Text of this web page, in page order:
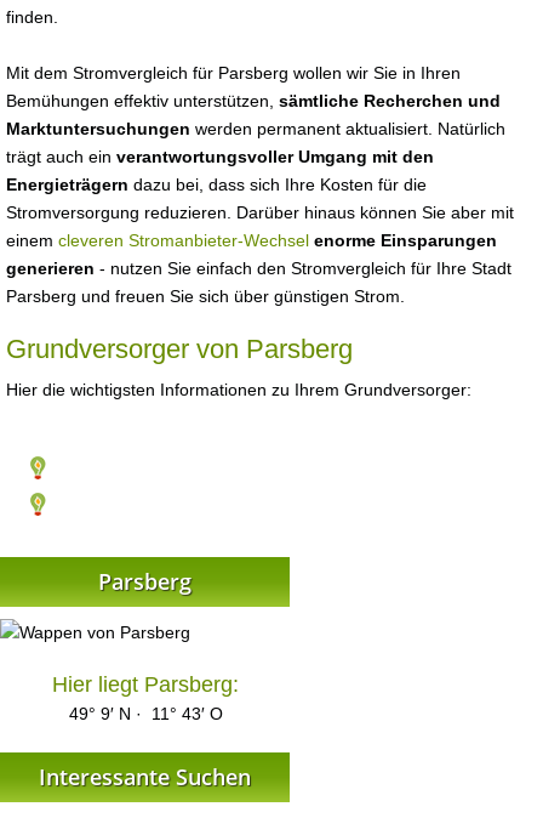
finden.
Mit dem Stromvergleich für Parsberg wollen wir Sie in Ihren
Bemühungen effektiv unterstützen, sämtliche Recherchen und
Marktuntersuchungen werden permanent aktualisiert. Natürlich
trägt auch ein verantwortungsvoller Umgang mit den
Energieträgern dazu bei, dass sich Ihre Kosten für die
Stromversorgung reduzieren. Darüber hinaus können Sie aber mit
einem cleveren Stromanbieter-Wechsel enorme Einsparungen
generieren - nutzen Sie einfach den Stromvergleich für Ihre Stadt
Parsberg und freuen Sie sich über günstigen Strom.
Grundversorger von Parsberg
Hier die wichtigsten Informationen zu Ihrem Grundversorger:
Parsberg
Hier liegt Parsberg:
49° 9′ N · 11° 43′ O
Interessante Suchen